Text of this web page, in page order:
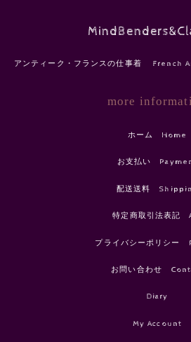
アンティーク・フランスの仕事着 French
more
ホーム Home
お支払い
配送送料
特定商取引法表記
プライバシーポリシー
お問い合わせ
Diary
My Account